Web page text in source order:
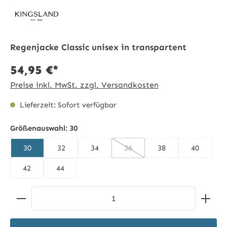
Regenjacke Classic unisex in transpartent
54,95 €*
Preise inkl. MwSt. zzgl. Versandkosten
Lieferzeit: Sofort verfügbar
Größenauswahl: 30
30 32 34 36
(Diese Option ist zurzeit nicht
38 40
42 44
Produkt Anzahl: Gib den gewünschten Wert ein